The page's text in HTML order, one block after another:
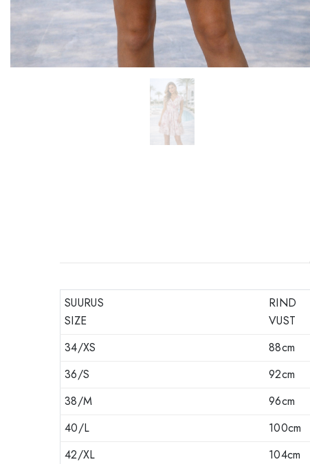
SUURUS
SIZE
RIND
VUST
34/XS
88cm
36/S
92cm
38/M
96cm
40/L
100cm
42/XL
104cm